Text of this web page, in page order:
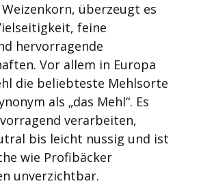
überzeugt es
feine
hervorragende
Vor allem in Europa
die beliebteste Mehlsorte
als „das Mehl“. Es
verarbeiten,
bis leicht nussig und ist
wie Profibäcker
unverzichtbar.